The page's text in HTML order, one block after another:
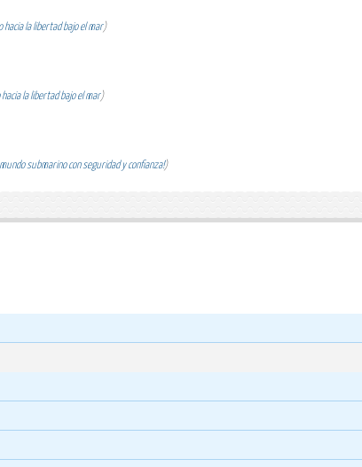
hacia la libertad bajo el mar)
la libertad bajo el mar)
submarino con seguridad y confianza!)